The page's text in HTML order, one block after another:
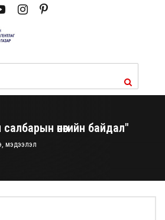
өнөөгийн байдал"
мэдээлэл